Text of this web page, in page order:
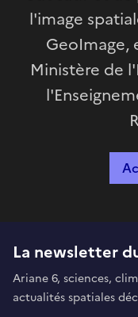
l'image
GeoImage,
Ministère de
La newsletter
Ariane 6, sciences,
actualités spatiales